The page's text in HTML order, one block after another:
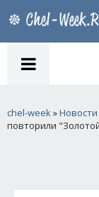
chel-week»Новости
повторили